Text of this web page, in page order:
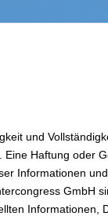
und
Haftung oder
Informationen
GmbH
Informationen,